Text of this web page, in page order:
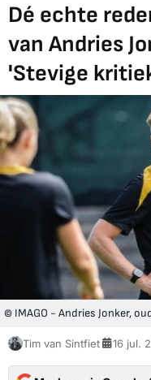
Dé echte
van Andries
'Stevige
© IMAGO - Andries Jonker,
Tim van Sintfiet 16 jul.